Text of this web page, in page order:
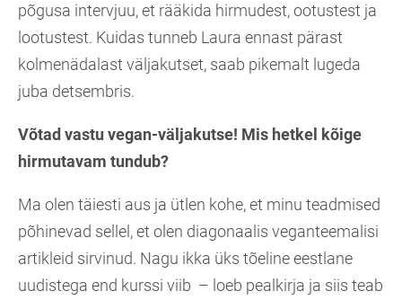
põgusa intervjuu, et rääkida hirmudest, ootustest ja
lootustest. Kuidas tunneb Laura ennast pärast
kolmenädalast väljakutset, saab pikemalt lugeda
juba detsembris.
Võtad vastu vegan-väljakutse! Mis hetkel kõige
hirmutavam tundub?
Ma olen täiesti aus ja ütlen kohe, et minu teadmised
põhinevad sellel, et olen diagonaalis veganteemalisi
artikleid sirvinud. Nagu ikka üks tõeline eestlane
uudistega end kurssi viib – loeb pealkirja ja siis teab